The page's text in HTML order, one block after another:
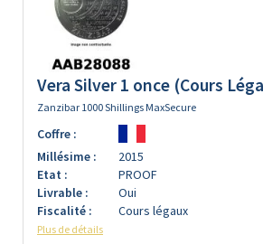
Vera Silver 1 once (Cours
Zanzibar 1000 Shillings MaxSecure
Coffre :
Millésime :
2015
Etat :
PROOF
Livrable :
Oui
Fiscalité :
Cours légaux
Plus de détails